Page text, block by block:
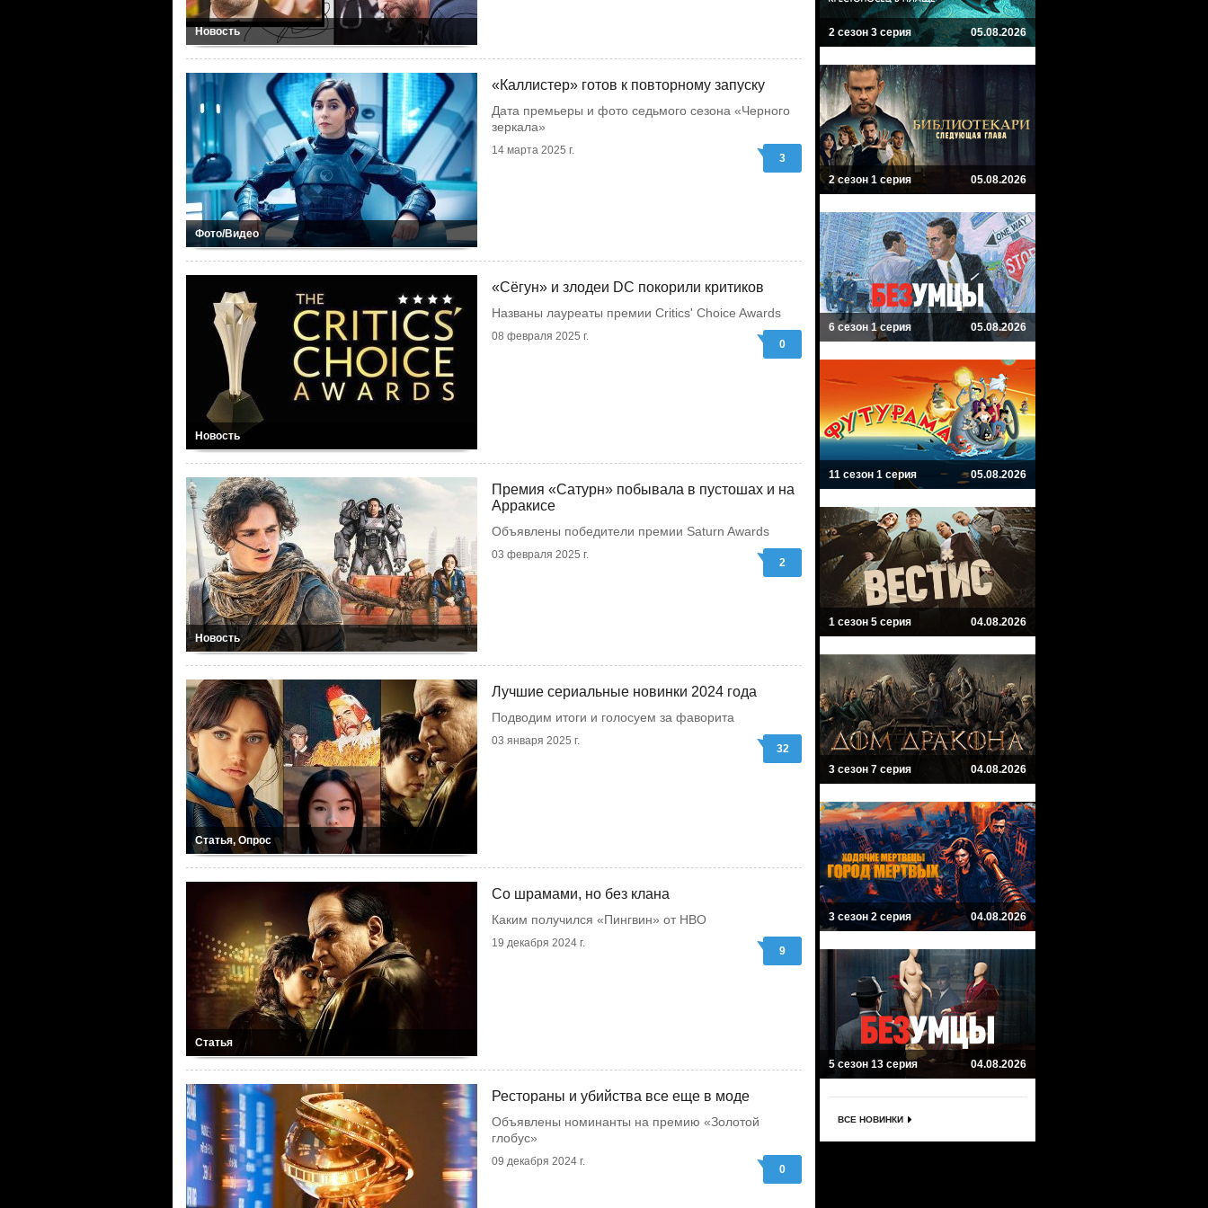
Новость
Фото/Видео
«Каллистер» готов к повторному запуску
Дата премьеры и фото седьмого сезона «Черного
зеркала»
14 марта 2025 г.
3
Новость
«Сёгун» и злодеи DC покорили критиков
Названы лауреаты премии Critics' Choice Awards
08 февраля 2025 г.
0
Новость
Премия «Сатурн» побывала в пустошах и на
Арракисе
Объявлены победители премии Saturn Awards
03 февраля 2025 г.
2
Статья, Опрос
Лучшие сериальные новинки 2024 года
Подводим итоги и голосуем за фаворита
03 января 2025 г.
32
Статья
Со шрамами, но без клана
Каким получился «Пингвин» от HBO
19 декабря 2024 г.
9
Рестораны и убийства все еще в моде
Объявлены номинанты на премию «Золотой
глобус»
09 декабря 2024 г.
0
2 сезон 3 серия 05.08.2026
2 сезон 1 серия 05.08.2026
6 сезон 1 серия 05.08.2026
11 сезон 1 серия 05.08.2026
1 сезон 5 серия 04.08.2026
3 сезон 7 серия 04.08.2026
3 сезон 2 серия 04.08.2026
5 сезон 13 серия 04.08.2026
ВСЕ НОВИНКИ